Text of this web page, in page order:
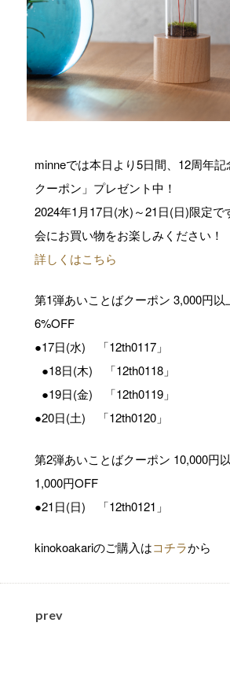
minneでは本日より5日間、12周年
クーポン」プレゼント中！
2024年1月17日(水)～21日(日)限定で
会にお買い物をお楽しみください！
詳しくはこちら
第1弾あいことばクーポン 3,000円以
6%OFF
●17日(水) 「12th0117」
●18日(木) 「12th0118」
●19日(金) 「12th0119」
●20日(土) 「12th0120」
第2弾あいことばクーポン 10,000円
1,000円OFF
●21日(日) 「12th0121」
kinokoakariのご購入はコチラから
prev